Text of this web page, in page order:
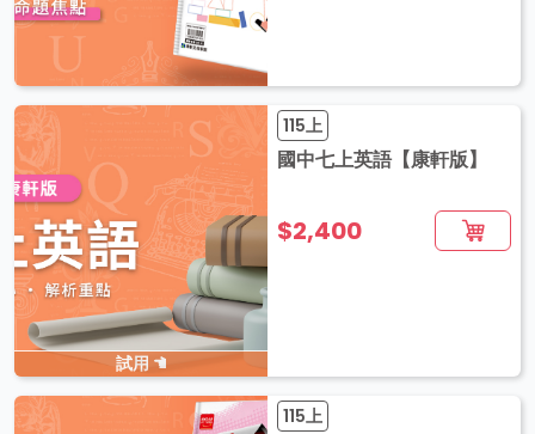
試用
115上
國中七上英語【康軒版】
$2,400
115上